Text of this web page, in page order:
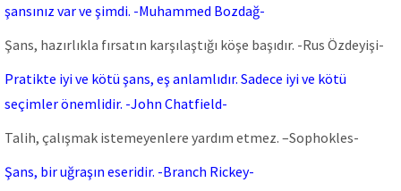
şansınız var ve şimdi. -Muhammed Bozdağ-
Şans, hazırlıkla fırsatın karşılaştığı köşe başıdır. -Rus Özdeyişi-
Pratikte iyi ve kötü şans, eş anlamlıdır. Sadece iyi ve kötü
seçimler önemlidir. -John Chatfield-
Talih, çalışmak istemeyenlere yardım etmez. –Sophokles-
Şans, bir uğraşın eseridir. -Branch Rickey-